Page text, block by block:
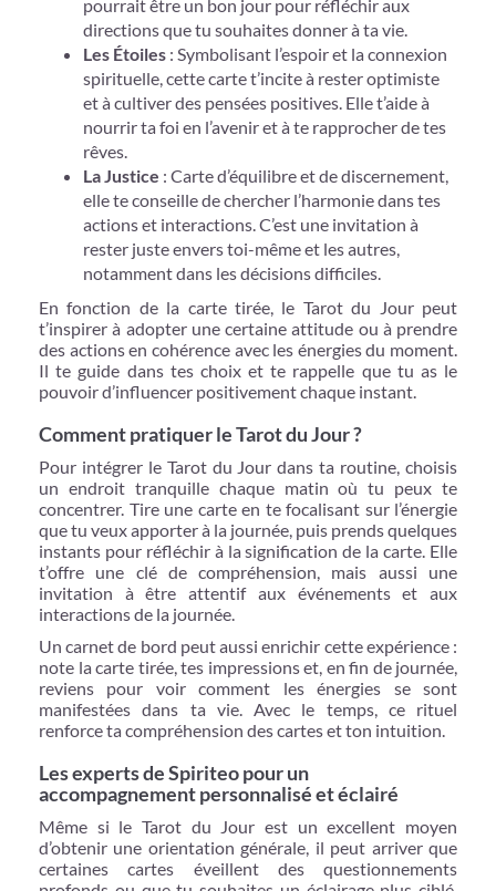
pourrait être un bon jour pour réfléchir aux
directions que tu souhaites donner à ta vie.
Les Étoiles : Symbolisant l’espoir et la connexion
spirituelle, cette carte t’incite à rester optimiste
et à cultiver des pensées positives. Elle t’aide à
nourrir ta foi en l’avenir et à te rapprocher de tes
rêves.
La Justice : Carte d’équilibre et de discernement,
elle te conseille de chercher l’harmonie dans tes
actions et interactions. C’est une invitation à
rester juste envers toi-même et les autres,
notamment dans les décisions difficiles.
En fonction de la carte tirée, le Tarot du Jour peut
t’inspirer à adopter une certaine attitude ou à prendre
des actions en cohérence avec les énergies du moment.
Il te guide dans tes choix et te rappelle que tu as le
pouvoir d’influencer positivement chaque instant.
Comment pratiquer le Tarot du Jour ?
Pour intégrer le Tarot du Jour dans ta routine, choisis
un endroit tranquille chaque matin où tu peux te
concentrer. Tire une carte en te focalisant sur l’énergie
que tu veux apporter à la journée, puis prends quelques
instants pour réfléchir à la signification de la carte. Elle
t’offre une clé de compréhension, mais aussi une
invitation à être attentif aux événements et aux
interactions de la journée.
Un carnet de bord peut aussi enrichir cette expérience :
note la carte tirée, tes impressions et, en fin de journée,
reviens pour voir comment les énergies se sont
manifestées dans ta vie. Avec le temps, ce rituel
renforce ta compréhension des cartes et ton intuition.
Les experts de Spiriteo pour un
accompagnement personnalisé et éclairé
Même si le Tarot du Jour est un excellent moyen
d’obtenir une orientation générale, il peut arriver que
certaines cartes éveillent des questionnements